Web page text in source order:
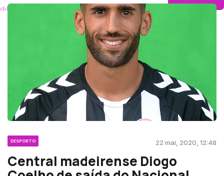
DESPORTO 22 mai, 2020, 12:48
Central madeirense Diogo